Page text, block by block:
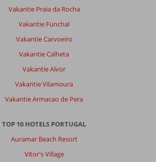
Vakantie Praia da Rocha
Vakantie Funchal
Vakantie Carvoeiro
Vakantie Calheta
Vakantie Alvor
Vakantie Vilamoura
Vakantie Armacao de Pera
TOP 10 HOTELS PORTUGAL
Auramar Beach Resort
Vitor's Village